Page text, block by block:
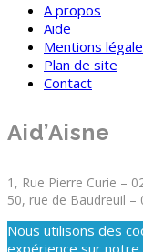
A propos
Aide
Mentions
Plan de site
Contact
Aid’Aisne
1, Rue Pierre Curie –
50, rue de Baudreuil –
Nous utilisons des
expérience sur